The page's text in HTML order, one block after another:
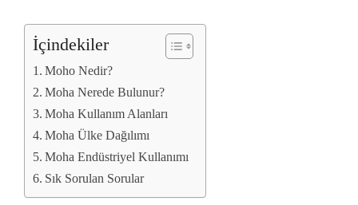
İçindekiler
Moho Nedir?
Moha Nerede Bulunur?
Moha Kullanım Alanları
Moha Ülke Dağılımı
Moha Endüstriyel Kullanımı
Sık Sorulan Sorular